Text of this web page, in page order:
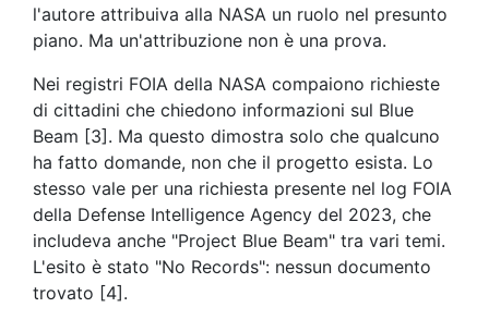
l'autore attribuiva alla NASA un ruolo nel presunto
piano. Ma un'attribuzione non è una prova.
Nei registri FOIA della NASA compaiono richieste
di cittadini che chiedono informazioni sul Blue
Beam [3]. Ma questo dimostra solo che qualcuno
ha fatto domande, non che il progetto esista. Lo
stesso vale per una richiesta presente nel log FOIA
della Defense Intelligence Agency del 2023, che
includeva anche "Project Blue Beam" tra vari temi.
L'esito è stato "No Records": nessun documento
trovato [4].